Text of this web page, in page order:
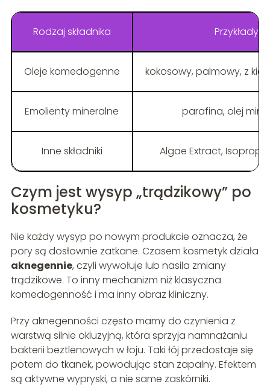
Rodzaj składnika Przykłady
Oleje komedogenne kokosowy, palmowy, z
Emolienty mineralne parafina, olej
Inne składniki Algae Extract,
Czym jest wysyp „trądzikowy” po
kosmetyku?
Nie każdy wysyp po nowym produkcie oznacza, że
pory są dosłownie zatkane. Czasem kosmetyk działa
aknegennie, czyli wywołuje lub nasila zmiany
trądzikowe. To inny mechanizm niż klasyczna
komedogenność i ma inny obraz kliniczny.
Przy aknegenności często mamy do czynienia z
warstwą silnie okluzyjną, która sprzyja namnażaniu
bakterii beztlenowych w łoju. Taki łój przedostaje się
potem do tkanek, powodując stan zapalny. Efektem
są aktywne wypryski, a nie same zaskórniki.